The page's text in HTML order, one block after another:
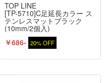
TOP LINE
[TP-5710]C足延長カラー ス
テンレスマットブラック
(10mm/2個入)
￥686- 20% OFF